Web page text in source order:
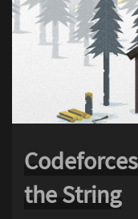
the String